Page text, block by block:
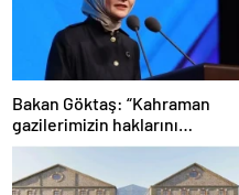
Bakan Göktaş: “Kahraman
gazilerimizin haklarını
güçlendiren yeni bir dönemin
kapılarını aralıyoruz”